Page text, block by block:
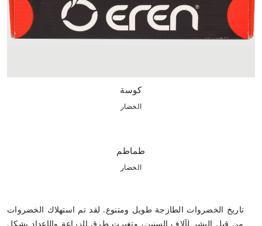
كوسة
الخضار
طماطم
الخضار
تاريخ الخضروات الطازجة طويل ومتنوع. لقد تم استهلاك الخضروات من قبل البشر لآلاف السنين، وتغيرت طرق الزراعة والإعداد بشكل كبير على مر الزمن. اليوم، نحن نستمتع بتشكيلة واسعة من الخضروات الطازجة، ولكن لم يكن الأمر دائماً كذلك. في الماضي كانت هناك أنواع قليلة فقط من الخضروات المتاحة بشكل واسع، وكانت غالباً ما تكون قاسية وعديمة الطعم. ولكن مع تقدم فهمنا للزراعة والتغذية، زادت تنوع وجودة الخضروات الطازجة. من بداياتها المبكرة في آسيا والشرق الأوسط، إلى السوبر ماركت الحديثة، تاريخ الخضروات الطازجة هو قصة إبداع وابتكار بشري. الخضروات الطازجة هي واحدة من أهم المنتجات الزراعية التي تُصدر من تركيا إلى أوروبا. في عام 2016، صدرت تركيا ما قيمته 1.3 مليار دولار من الخضروات الطازجة إلى أوروبا، مما يجعلها رابع أكبر مصدر للخضروات الطازجة إلى القارة. تركيا هي منتج رئيسي للخضروات الطازجة، وظروف المناخ والتربة في البلاد مناسبة تماماً لزراعة مجموعة متنوعة من المحاصيل. تعد البلدان الأوروبية من المستوردين الرئيسيين للخضروات الطازجة من تركيا، لأنها مصدر موثوق للخضروات عالية الجودة. لقد تم استهلاك الخضروات من قبل البشر لآلاف السنين، وتغيرت طرق الزراعة والإعداد بشكل كبير على مر الزمن. من بداياتها المبكرة في آسيا والشرق الأوسط، إلى السوبر ماركت الحديثة، تاريخ الخضروات الطازجة هو قصة إبداع وابتكار بشري. لقد نما الطلب على الخضروات التركية الطازجة في السنوات الأخيرة، حيث أصبح المستهلكون أكثر وعياً بالصحة ويقدرون الطعم والقيمة الغذائية لهذه المنتجات. من المتوقع أن تستمر صادرات تركيا من الخضروات الطازجة في النمو في السنوات القادمة، حيث توسع البلاد طاقتها الإنتاجية وتلبي الطلب المتزايد من المشترين الأوروبيين. EREN هي شركة لتصدير الفواكه والخضروات تأسست في عام 1993 في مرسين، تركيا. بدأنا أعمالنا بتصدير الليمون الطازج والجريب فروت واليوسفي والبرتقال والتفاح والكرز والفريز والتين والعنب والرمان والنكتارين والدراق والمشمش والخوخ والبرقوق والكيوي. منذ ذلك الحين، تنوعت شركتنا وأصبحت تصدر مجموعة واسعة من الفواكه والخضروات في جميع أنحاء العالم. نحن نفخر بتوفير المنتجات الطازجة والجودة العالية لعملائنا. أسواقنا الرئيسية هي روسيا وأوروبا وجنوب شرق آسيا وكندا والولايات المتحدة الأمريكية وأسواق أفريقيا. على مر السنين، قمنا بتوسيع تنوع منتجاتنا لتشمل جميع الفواكه والخضروات المتاحة في تركيا. حالياً نصدر إلى أكثر من 62 دولة ونقدم أكثر من 60 نوعاً مختلفاً. لدينا رقابة على البرمجيات في جميع مراحل الإنتاج، وقسم للجودة، وآلات حديثة لقياس الحجم والفرز البصري، وبرامج للبحث والتطوير. EREN معروفة بجودة منتجاتها ومستوى الخدمة الممتاز. مع 63 سوقاً مختلفة، لدينا خبرة واسعة في الإجراءاتات الجمركية المختلفة ومتطلبات التعبئة والتغليف والثقافات المختلفة مع متتطلباتها المتنوعة. بالتعاون مع عدة مصانع شريكة في مختلف مناطق تركيا وتقديم 60 نوعاً مختلفاً من المنتجات تتراوح بين الفواكه الطازجة والخضروات الطازجة والحمضيات الطازجة، يمكننا القول بثقة أننا يمكننا تلبية أي متطلبات للتعبئة والتغليف والوسم والإنتاج التي يتطلبها أي سوق. التنوع والوصول إلى العالمية هما اثنتان من سماتنا الأكثر تميزاً وتمنحنا ميزة كبيرة في السوق. فريق المبيعات لدينا متعدد اللغات، حيث يتحدث أكثر من سبع لغات، وحجم شركتنا يسمح لنا بتقديم حلول لوجستية شاملة إلى وجهات عديدة في جميع أنحاء العالم. تجارة وتصدير الخضروات الطازجة هي جزء حيوي من الاقتصاد العالمي. يتم تداول مليارات الدولارات من الخضروات الطازجة بين الدول كل عام. هذه التجارة ضرورية لضمان حصول الناس في جميع أنحاء العالم على طعام طازج وصحي. تجارة تصدير الخضروات الطازجة هي صناعة معقدة ومتغيرة باستمرار. هناك عدد من العوامل التي يمكن أن تؤثر على التجارة، من الظروف الجوية إلى الاضطرابات السياسية. ومع ذلك، فإن الطلب على الخضروات الطازجة دائماً ما يكون مرتفعاً، مما يجعل تجارة وتصدير الخضروات الطازجة تجارة مربحة. إذا كنت مهتماً ببدء عمل في تجارة تصدير الخضروات الطازجة، فهناك بعض الأشياء التي تحتاج إلى معرفتها. في هذه المقالة، سنقدم لك نظرة عامة على تجارة تصدير الخضروات الطازجة، من أساسيات الصناعة إلى التحديات التي قد تواجهها. هناك بعض الأشياء التي يجب مراعاتها عند زراعة الخضروات الطازجة في تركيا. أولاً، مناخ تركيا مناسب لزراعة مجموعة متنوعة من الخضروات. ومع ذلك، هناك بعض الخضروات التي تنمو بشكل أفضل في أجزاء معينة من البلاد. على سبيل المثال، الطماطم والفلفل تزدهر في المناطق الساحلية، بينما البطاطا والجزر تنمو بشكل جيد في المناطق الداخلية. ثانياً، من المهم اختيار النوع المناسب من التربة لخضرواتك. التربة الرملية جيدة للخضروات الجذرية، بينما التربة الطينية أفضل للخضروات الورقية. أخيراً، تحتاج إلى التأكد من وجود نظام ري جيد. الماء ضروري لنمو النبات الصحي، لذلك تحتاج إلى التأكد من أن خضرواتك تحصل على إمدادات مياه ثابتة. مع هذه النصائح في الإعتبار، يمكنك التأكد من الحصول على حصاد وفير من الخضروات الطازجة في تركيا. تركيا هي واحدة من المنتجين الرائدين في العالم للخضروات الطازجة، وتصدر جزءاً كبيراً من إنتاجها إلى الأسواق بالجملة في جميع أنحاء العالم. إذا كنت تعمل في بيع الخضروات الطازجة، فعليك بالتأكيد التفكير في الحصول على منتجاتك من تركيا. ليست تركيا فقط منتجاً رئيسياً للخضروات الطازجة، ولكنها توفر أيضاً عدداً من المزايا للمشترين بالجملة. تتمتع تركيا بمناخ معتدل مثالي لزراعة مجموعة متنوعة من الخضروات، وموقعها الجغرافي يجعلها مصدراً مناسباً للمشترين في أوروبا والشرق الأوسط. بالإضافة إلى ذلك، توفر الحكومة التركية عدداً من الحوافز للمستثمرين الأجانب، مما يجعل الحصول على المنتجات من تركيا خياراً أكثر جاذبية. إذا كنت تبحث عن مصدر موثوق وفعال من حيث التكلفة للخضروات الطازجة، فعليك بالتأكيد التفكير في الحصول على منتجاتك من تركيا. هناك بعض الأشياء الأساسية التي يمكنك القيام بها للحفاظ على الخضروات طازجة لأطول فترة ممكنة. أولاً، تأكد من تخزينها في مكان بارد ومظلم. ثانياً، تأكد من إبقائها جافة - يمكن أن تؤدي الرطوبة الزائدة إلى تعفن الخضروات بسرعة. ثالثاً، إذا كان بإمكانك، حاول شراء الخضروات في موسمها. لن تكون فقط أرخص، ولكنها ستكون أيضاً أكثر نضارة. وأخيراً، تناول الخضروات في أقرب وقت ممكن - كلما طالت فترة بقائها، قلت نضارتها. باتباع هذه النصائح البسيطة، يمكنك الاستمتاع بالخضروات الطازجة لأسابيع أو حتى شهور. لذا، اخرج واستمتع بوفرة الحصاد! هناك العديد من الفوائد الصحية المرتبطة بتناول الخضروات الطازجة. الخضروات مصدر جيد للفيتامينات والمعادن والألياف، ويمكن أن تساعدك على الحفاظ على رطوبة جسدك. كما أنه تكون السعرات الحرارية و الدهون فيها منخفضة، ويمكن أن تساعدك في الحفاظ وموازنة وزنك. تناول نظام غذائي يحتوي على الكثير من الخضروات يمكن أن يساعد أيضاً في تقليل خطر الإصابة بأمراض معينة، مثل أمراض القلب والسكتة الدماغية والسرطان. النظام الغذائي الغني بالخضروات الطازجة له العديد من الفوائد الصحية. الخضروات مصدر جيد للفيتامينات والمعادن والألياف.ويمكن أن تساعدك على الحفاظ على رطوبة جسدك.، ومحاربة السمنة، وتقليل خطر الأمراض المزمنة مثل أمراض القلب والسكتة الدماغية والنوع الثاني من السكري. الخضروات الطازجة هي أيضًا طعام منخفض السعرات الحرارية، مما يمكن أن يساعدك في فقدان الوزن أو الحفاظ على وزن صحي. وبما أنها محملة بالعناصر الغذائية، فهي إضافة رائعة لأي نظام غذائي. لذا، إذا كنت تبحث عن تحسين صحتك، فتأكد من تناول الكثير من الخضروات الطازجة. تُصدر تركيا آلاف الأطنان من الطماطم كل عام، مما يجعلها واحدة من أكبر مصدري الطماطم في العالم. يتم زراعة الغالبية العظمى من هذه الطماطم المناطق الداخلية من تركيا. في الواقع، تتمتع تركيا بمناخ مثالي لزراعة الطماطم. الصيف الحار والمشمس والشتاء المعتدل يوفران الظروف المثالية لنمو الطماطم. لقد زادت صادرات تركيا من الطماطم بشكل ثابت في السنوات الأخيرة. يرجع ذلك جزئياً إلى زيادة إنتاج البلاد من الطماطم. بالإضافة إلى ذلك، تحسنت جودة الطماطم التركية، مما يجعلها أكثر جاذبية في السوق الدولية. بصفتها أكبر مصدر للطماطم في العالم، تلعب تركيا دوراً حيوياً في تجارة الطماطم العالمية. يتمتع الناس في جميع أنحاء العالم بالطماطم التركية، وتلعب دوراً مهماً في النظم الغذائية لكثير من الناس. تركيا هي واحدة من أكبر منتجي الفلفل في العالم، وتصدر كميات كبيرة من الخضروات الطازجة كل عام. المناخ وظروف التربة في البلاد مثالية لإنتاج الفلفل، ونتيجة لذلك، تمكن المزارعون الأتراك من إنتاج كميات كبيرة من الفلفل عالي الجودة. الفلفل التركي مُفضل لنكهته وجودته العامة، ونتيجة لذلك، يحصل على سعر مرتفع في السوق الدولية. هذا ساعد على تعزيز إقتصاد البلاد ومستوى المعيشة العام. إذا كنت مهتماً بشراء الفلفل الطازج من تركيا، يمكنك الاتصال بمزارع تركي محلي أو مصدر. يمكنك أيضاً البحث عن الفلفل التركي في متجرك المحلي أو عبر الإنترنت. تركيا هي واحدة من أكبر مصدري الكوسا الطازجة في العالم. يتم تصدير الغالبية العظمى من الكوسا المزروعة في تركيا إلى دول الاتحاد الأوروبي، بينما يتم تصدير الباقي إلى الولايات المتحدة وكندا وأسواق أخرى. الكوسا التركية معروفة بجودتها العالية، وهي مفضلة من قبل الطهاة حول العالم. إذا كنت تبحث عن كوسا طازجة ولذيذة، تركيا هي المكان المثالي للبحث. تركيا هي واحدة من أكبر منتجي الخضروات الطازجة في العالم، والطماطم الكرزية هي واحدة من صادراتها الأكثر شعبية. تُزرع الطماطم الكرزية الداخل التركي، وهذه الطماطم اللذيذة طازجة وذات عصارة، مما يجعلها إضافة رائعة لأي وجبة. سواء كنت تبحث عن وجبة خفيفة صحية أو مكون لذيذ لوصفتك القادمة، الطماطم الكرزية التركية هي خيار رائع. تركيا هي واحدة من أكبر مصدري الخيار في العالم، حيث تشكل الخضروات الطازجة المزروعة داخل البلاد جزءاً كبيراً من الإمداد العالمي. المناخ المثالي وظروف التربة في تركيا تسمح بنمو الخيار، والمزارعون الأتراك طوروا تقنيات خاصة لزراعته. تصدير الخيار من تركيا يلعب دوراً هاماً في السوق العالمية، والمزارعون الأتراك يبتكرون باستمرار لتلبية متطلبات المشترين. في السنوات الأخيرة زادت صادرات الخيار في تركيا، حيث تزود البلاد الآن جزءاً كبيراً من الطلب العالمي. إذا كنت تبحث عن خيار طازج وعالي الجودة، تركيا هي المكان المناسب لك. المزارعون في البلاد هم خبراء في الإنتاج، ودائماً ما يجدون طرقاً جديدة لتحسين زراعة الخيار. سواء كنت مشترياً أو بائعاً، تركيا هي موقع رائع لك. الجزر المزروع داخل تركيا هو من أفضل الأنواع في العالم. إنه معروف بحلاوته وقرمشته، وهو من الصادرات الشعبية في تركيا. الجزر المزروع داخل تركيا يُزرع عادةً في المناطق الوسطى والجنوبية من البلاد، حيث يكون المناخ دافئاًومشمساً. هذا يوفر الظروف المثالية لنمو الجزر، الذي يتطلب شمساً كاملة وتربة جيدة لتصريف المياه. تركيا هي منتج رئيسي للبصل، وتصدر كمية كبيرة من البصل الطازج إلى دول أخرى كل عام. يزرع غالبية البصل التركي في منطقة بحر إيجة في البلاد، حيث يكون المناخ مثالياً لزراعة البصل. البصل التركي مُفضل لحلاوته ونكهته، ويُستخدم في العديد من الأطباق المختلفة حول العالم. إذا كنت تبحث عن طريقة لذيذة وصحية لإضافة نكهة إلى وجباتك، فكر في استخدام البصل التركي في وصفتك القادمة. صادرات البطاطس من تركيا في تزايد حيث يتمكن مزارعو البطاطس في البلاد من تلبية الطلب الدولي على البطاطس الطازجة وعالية الجودة. نمت تجارة تصدير البطاطس في تركيا بشكل ثابت في السنوات الأخيرة، بفضل المناخ المواتي وظروف النمو في البلاد. يتمكن مزارعو البطاطس الأتراك من إنتاج بطاطس عالية الجودة وخالية من الأمراض، مما يجعلها خياراً شائع